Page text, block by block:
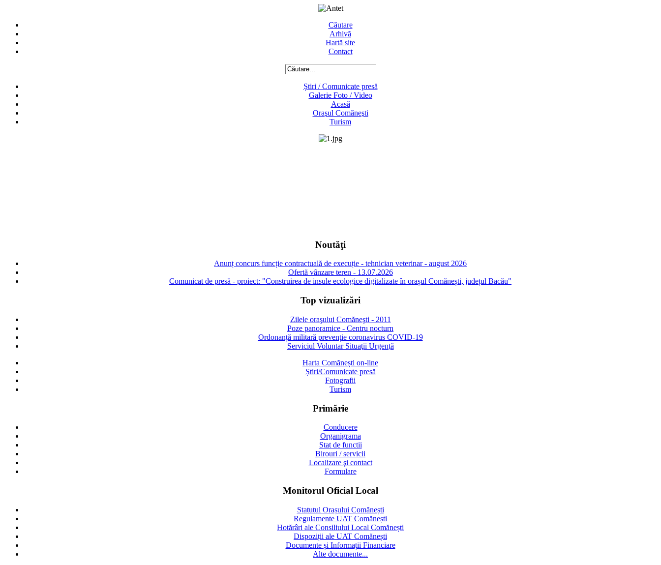
Căutare
Arhivă
Hartă site
Contact
Știri / Comunicate presă
Galerie Foto / Video
Acasă
Oraşul Comăneşti
Turism
Noutăţi
Anunț concurs funcție contractuală de execuție - tehnician veterinar - august 2026
Ofertă vânzare teren - 13.07.2026
Comunicat de presă - proiect: "Construirea de insule ecologice digitalizate în orașul Comănești, județul Bacău"
Top vizualizări
Zilele oraşului Comăneşti - 2011
Poze panoramice - Centru nocturn
Ordonanță militară prevenție coronavirus COVID-19
Serviciul Voluntar Situaţii Urgenţă
Harta Comănești on-line
Știri/Comunicate presă
Fotografii
Turism
Primărie
Conducere
Organigrama
Stat de functii
Birouri / servicii
Localizare şi contact
Formulare
Monitorul Oficial Local
Statutul Orașului Comănești
Regulamente UAT Comănești
Hotărâri ale Consiliului Local Comănești
Dispoziții ale UAT Comănești
Documente și Informații Financiare
Alte documente...